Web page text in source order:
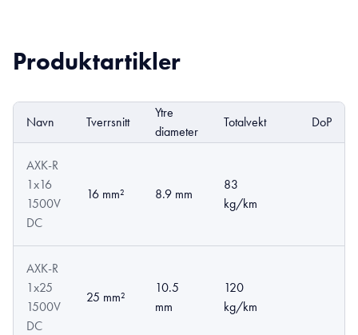
Produktartikler
Navn Tverrsnitt
Ytre
diameter
Totalvekt DoP
AXK-R
1x16
1500V
DC
16 mm² 8.9 mm
83
kg/km
AXK-R
1x25
1500V
DC
25 mm²
10.5
mm
120
kg/km